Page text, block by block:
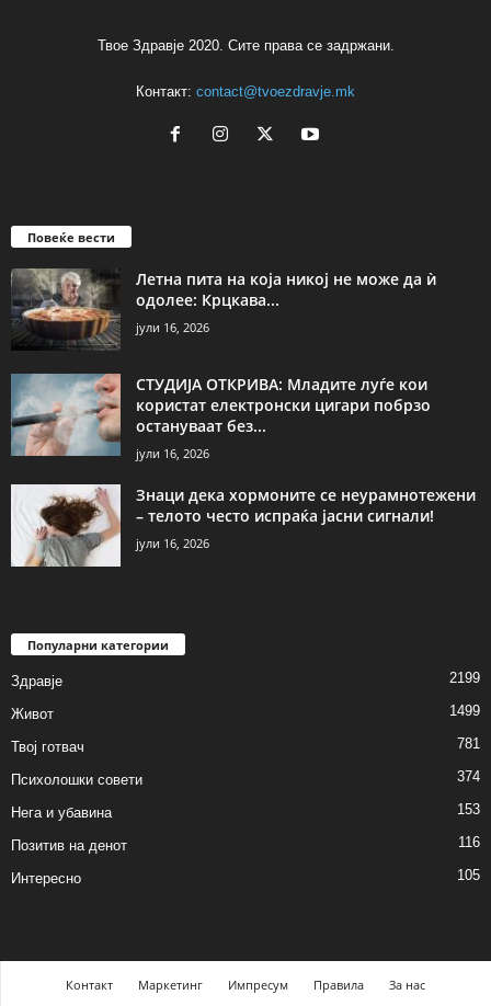
Твое Здравје 2020. Сите права се задржани.
Контакт: contact@tvoezdravje.mk
Повеќе вести
Летна пита на која никој не може да ѝ
одолее: Крцкава...
јули 16, 2026
СТУДИЈА ОТКРИВА: Младите луѓе кои
користат електронски цигари побрзо
остануваат без...
јули 16, 2026
Знаци дека хормоните се неурамнотежени
– телото често испраќа јасни сигнали!
јули 16, 2026
Популарни категории
Здравје 2199
Живот 1499
Твој готвач 781
Психолошки совети 374
Нега и убавина 153
Позитив на денот 116
Интересно 105
Контакт Маркетинг Импресум Правила За нас